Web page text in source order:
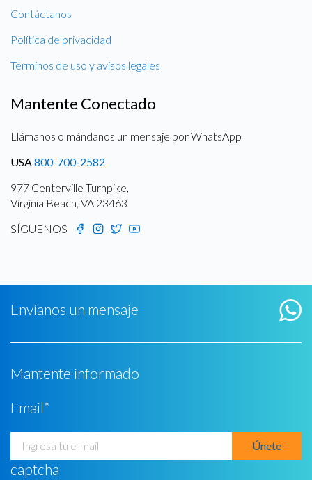
Contáctanos
Política de privacidad
Términos de uso y avisos legales
Mantente Conectado
Llámanos o mándanos un mensaje por WhatsApp
USA800-700-2582
977 Centerville Turnpike,
Virginia Beach, VA 23463
SÍGUENOS
Envíanos un mensaje
Mantente informado
Email*
captcha